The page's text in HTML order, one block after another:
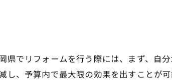
壁リフォーム
ドアの配置
持続する方法
でリフォームを行う際には、まず、自
、予算内で最大限の効果を出すことが